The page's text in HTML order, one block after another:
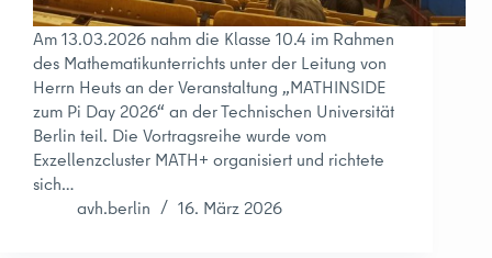
Am 13.03.2026 nahm die Klasse 10.4 im Rahmen
des Mathematikunterrichts unter der Leitung von
Herrn Heuts an der Veranstaltung „MATHINSIDE
zum Pi Day 2026“ an der Technischen Universität
Berlin teil. Die Vortragsreihe wurde vom
Exzellenzcluster MATH+ organisiert und richtete
sich…
avh.berlin
16. März 2026